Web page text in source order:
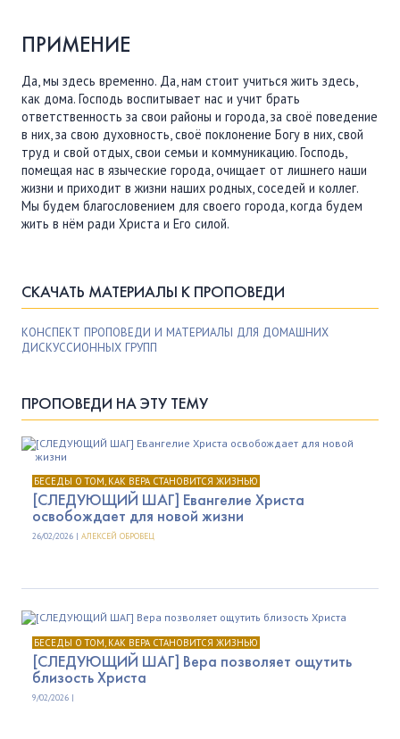
ПРИМЕНИЕ
Да, мы здесь временно. Да, нам стоит учиться жить здесь,
как дома. Господь воспитывает нас и учит брать
ответственность за свои районы и города, за своё поведение
в них, за свою духовность, своё поклонение Богу в них, свой
труд и свой отдых, свои семьи и коммуникацию. Господь,
помещая нас в языческие города, очищает от лишнего наши
жизни и приходит в жизни наших родных, соседей и коллег.
Мы будем благословением для своего города, когда будем
жить в нём ради Христа и Его силой.
СКАЧАТЬ МАТЕРИАЛЫ К ПРОПОВЕДИ
КОНСПЕКТ ПРОПОВЕДИ И МАТЕРИАЛЫ ДЛЯ ДОМАШНИХ
ДИСКУССИОННЫХ ГРУПП
ПРОПОВЕДИ НА ЭТУ ТЕМУ
БЕСЕДЫ О ТОМ, КАК ВЕРА СТАНОВИТСЯ ЖИЗНЬЮ
[СЛЕДУЮЩИЙ ШАГ] Евангелие Христа
освобождает для новой жизни
26/02/2026 | АЛЕКСЕЙ ОБРОВЕЦ
БЕСЕДЫ О ТОМ, КАК ВЕРА СТАНОВИТСЯ ЖИЗНЬЮ
[СЛЕДУЮЩИЙ ШАГ] Вера позволяет ощутить
близость Христа
9/02/2026 |